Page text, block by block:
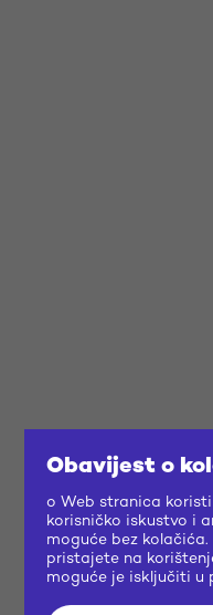
Obavijest o
o Web stranica
korisničko iskustvo i
moguće bez
pristajete na
moguće je isključiti u